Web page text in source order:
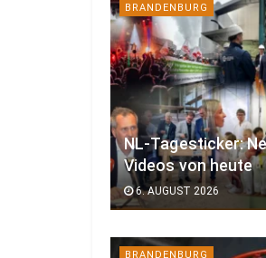
BRANDENBURG
NL-Tagesticker:
Videos von heute
6. AUGUST 2026
BRANDENBURG